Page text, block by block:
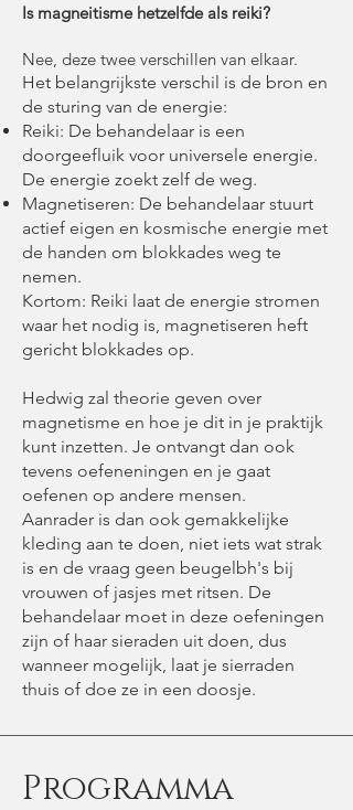
Is magneitisme hetzelfde als reiki?
Nee, deze twee verschillen van elkaar.
Het belangrijkste verschil is de bron en
de sturing van de energie:
Reiki: De behandelaar is een
doorgeefluik voor universele energie.
De energie zoekt zelf de weg.
Magnetiseren: De behandelaar stuurt
actief eigen en kosmische energie met
de handen om blokkades weg te
nemen.
Kortom: Reiki laat de energie stromen
waar het nodig is, magnetiseren heft
gericht blokkades op.
Hedwig zal theorie geven over
magnetisme en hoe je dit in je praktijk
kunt inzetten. Je ontvangt dan ook
tevens oefeneningen en je gaat
oefenen op andere mensen.
Aanrader is dan ook gemakkelijke
kleding aan te doen, niet iets wat strak
is en de vraag geen beugelbh's bij
vrouwen of jasjes met ritsen. De
behandelaar moet in deze oefeningen
zijn of haar sieraden uit doen, dus
wanneer mogelijk, laat je sierraden
thuis of doe ze in een doosje.
Programma